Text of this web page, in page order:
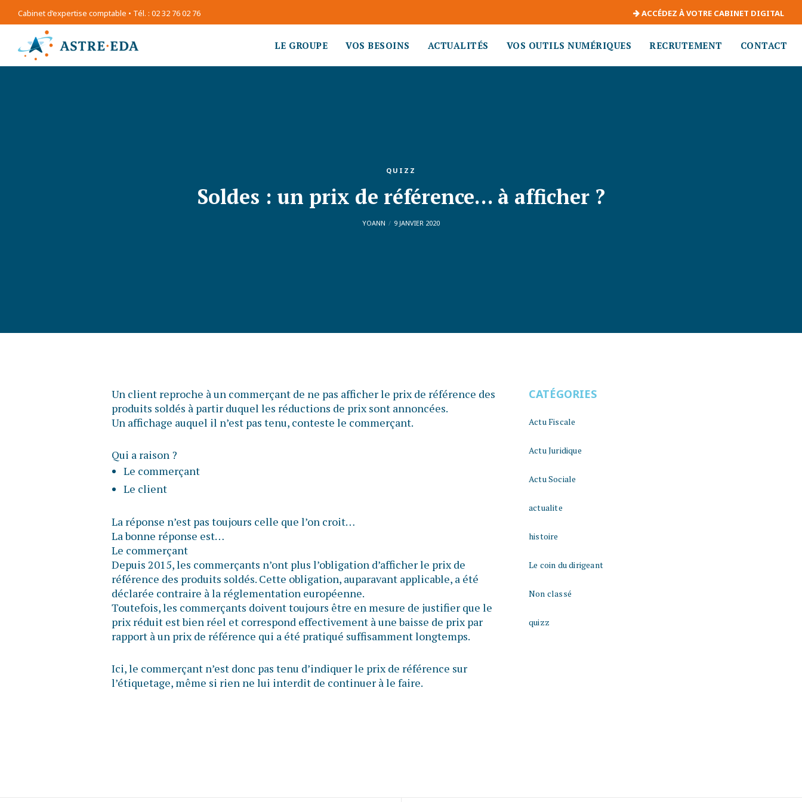
Cabinet d’expertise comptable • Tél. : 02 32 76 02 76 ACCÉDEZ À VOTRE CABINET DIGITAL
LE GROUPE VOS BESOINS ACTUALITÉS VOS OUTILS NUMÉRIQUES RECRUTEMENT CONTACT
QUIZZ
Soldes : un prix de référence… à afficher ?
YOANN 9 JANVIER 2020
Un client reproche à un commerçant de ne pas afficher le prix de référence des
produits soldés à partir duquel les réductions de prix sont annoncées.
Un affichage auquel il n’est pas tenu, conteste le commerçant.
Qui a raison ?
Le commerçant
Le client
La réponse n’est pas toujours celle que l’on croit…
La bonne réponse est…
Le commerçant
Depuis 2015, les commerçants n’ont plus l’obligation d’afficher le prix de
référence des produits soldés. Cette obligation, auparavant applicable, a été
déclarée contraire à la réglementation européenne.
Toutefois, les commerçants doivent toujours être en mesure de justifier que le
prix réduit est bien réel et correspond effectivement à une baisse de prix par
rapport à un prix de référence qui a été pratiqué suffisamment longtemps.
Ici, le commerçant n’est donc pas tenu d’indiquer le prix de référence sur
l’étiquetage, même si rien ne lui interdit de continuer à le faire.
CATÉGORIES
Actu Fiscale
Actu Juridique
Actu Sociale
actualite
histoire
Le coin du dirigeant
Non classé
quizz